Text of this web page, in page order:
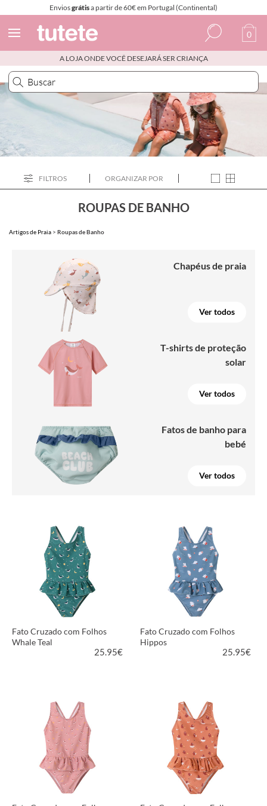
Enviosgrátisa partir de 60€ em Portugal (Continental)
Espanhol
Italiano
Inglês
0
A LOJA ONDE VOCÊ DESEJARÁ SER CRIANÇA
FILTROS ORGANIZAR POR
ROUPAS DE BANHO
Artigos de Praia > Roupas de Banho
Chapéus de praia
Ver todos
T-shirts de proteção
solar
Ver todos
Fatos de banho para
bebé
Ver todos
Fato Cruzado com Folhos
Whale Teal
25.95€
VER PRODUTO
Fato Cruzado com Folhos
Hippos
25.95€
VER PRODUTO